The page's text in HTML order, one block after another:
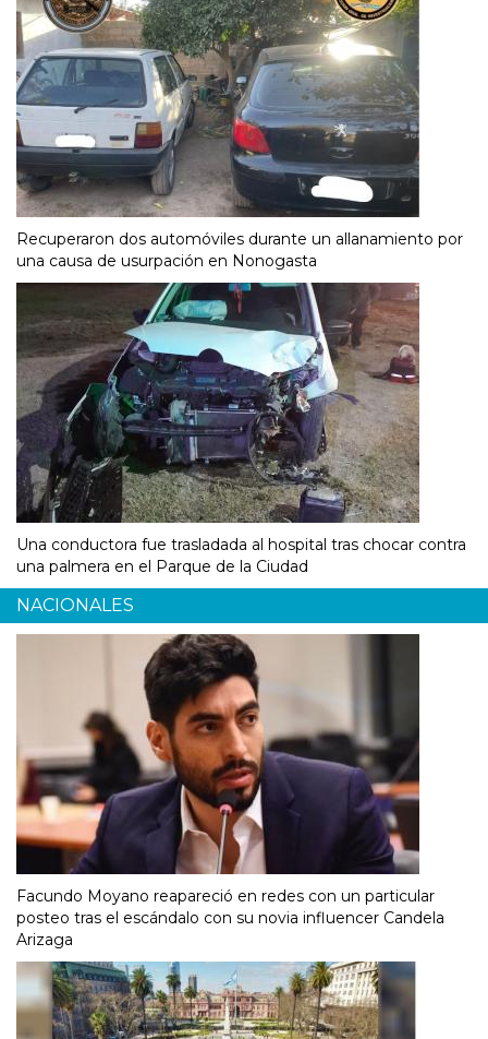
Recuperaron dos automóviles durante un allanamiento por
una causa de usurpación en Nonogasta
Una conductora fue trasladada al hospital tras chocar contra
una palmera en el Parque de la Ciudad
NACIONALES
Facundo Moyano reapareció en redes con un particular
posteo tras el escándalo con su novia influencer Candela
Arizaga